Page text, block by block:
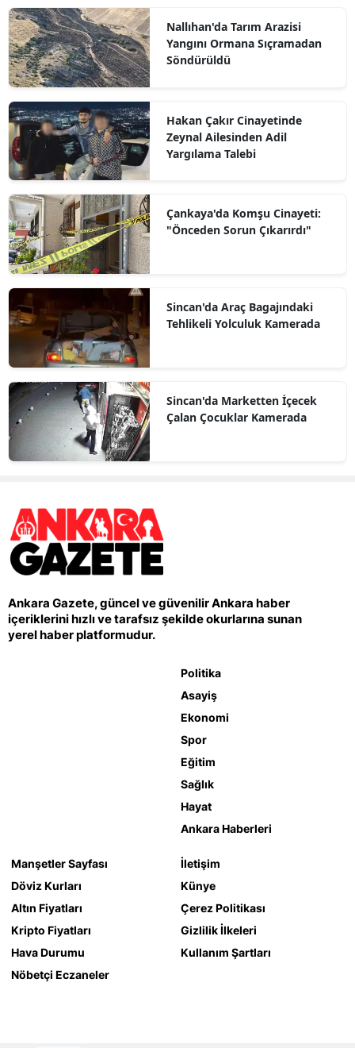
Nallıhan'da Tarım Arazisi
Yangını Ormana Sıçramadan
Söndürüldü
Hakan Çakır Cinayetinde
Zeynal Ailesinden Adil
Yargılama Talebi
Çankaya'da Komşu Cinayeti:
"Önceden Sorun Çıkarırdı"
Sincan'da Araç Bagajındaki
Tehlikeli Yolculuk Kamerada
Sincan'da Marketten İçecek
Çalan Çocuklar Kamerada
Ankara Gazete, güncel ve güvenilir Ankara haber
içeriklerini hızlı ve tarafsız şekilde okurlarına sunan
yerel haber platformudur.
Politika
Asayiş
Ekonomi
Spor
Eğitim
Sağlık
Hayat
Ankara Haberleri
Manşetler Sayfası
Döviz Kurları
Altın Fiyatları
Kripto Fiyatları
Hava Durumu
Nöbetçi Eczaneler
İletişim
Künye
Çerez Politikası
Gizlilik İlkeleri
Kullanım Şartları